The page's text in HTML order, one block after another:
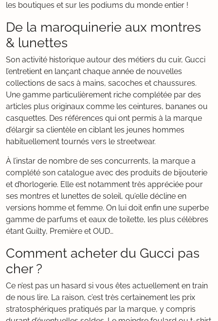
les boutiques et sur les podiums du monde entier !
De la maroquinerie aux montres
& lunettes
Son activité historique autour des métiers du cuir, Gucci
l’entretient en lançant chaque année de nouvelles
collections de sacs à mains, sacoches et chaussures.
Une gamme particulièrement riche complétée par des
articles plus originaux comme les ceintures, bananes ou
casquettes. Des références qui ont permis à la marque
d’élargir sa clientèle en ciblant les jeunes hommes
habituellement tournés vers le streetwear.
À l’instar de nombre de ses concurrents, la marque a
complété son catalogue avec des produits de bijouterie
et d’horlogerie. Elle est notamment très appréciée pour
ses montres et lunettes de soleil, qu’elle décline en
versions homme et femme. On lui doit enfin une superbe
gamme de parfums et eaux de toilette, les plus célèbres
étant Guilty, Première et OUD…
Comment acheter du Gucci pas
cher ?
Ce n’est pas un hasard si vous êtes actuellement en train
de nous lire. La raison, c’est très certainement les prix
stratosphériques pratiqués par la marque, y compris